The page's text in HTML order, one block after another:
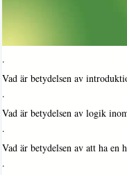
·
Vad är betydelsen av
·
Vad är betydelsen av logik
·
Vad är betydelsen av att ha
·